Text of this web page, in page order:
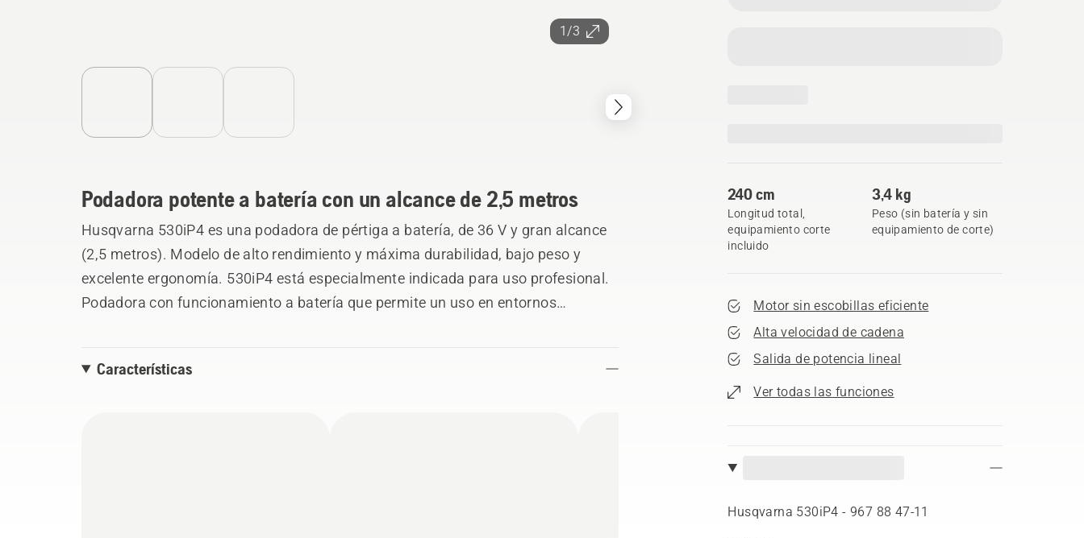
1/3
240 cm
Longitud total,
equipamiento corte
incluido
3,4 kg
Peso (sin batería y sin
equipamiento de corte)
Motor sin escobillas eficiente
Alta velocidad de cadena
Salida de potencia lineal
Ver todas las funciones
Husqvarna 530iP4 - 967 88 47‑11
Podadora potente a batería con un alcance de 2,5 metros
Husqvarna 530iP4 es una podadora de pértiga a batería, de 36 V y gran alcance
(2,5 metros). Modelo de alto rendimiento y máxima durabilidad, bajo peso y
excelente ergonomía. 530iP4 está especialmente indicada para uso profesional.
Podadora con funcionamiento a batería que permite un uso en entornos
Características